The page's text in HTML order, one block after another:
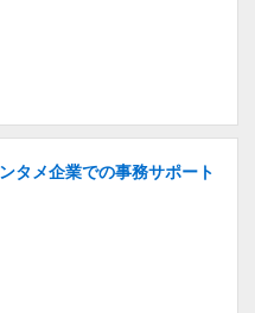
タメ企業での事務サポート